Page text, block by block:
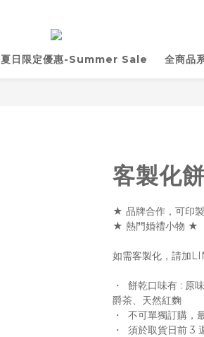
夏日限定優惠-Summer Sale 全商
客製化
★ 品牌合作，可印
★ 熱門婚禮小物 ★
如需客製化，請加
・  餅乾口味有 : 原
爵茶、天然紅麴
・  不可單獨訂購，
・  須於取貨日前 3